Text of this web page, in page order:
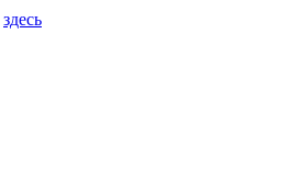
здесь